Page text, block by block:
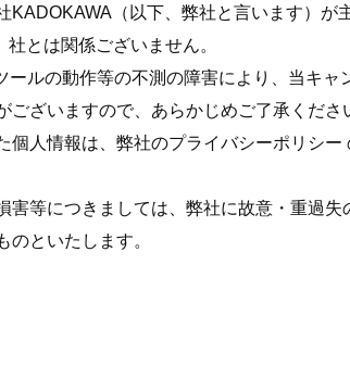
（以下、弊社と言います）が
とは関係ございません。
ルの動作等の不測の障害により、当キャ
ざいますので、あらかじめご了承くださ
人情報は、弊社のプライバシーポリシー
等につきましては、弊社に故意・重過失
のといたします。